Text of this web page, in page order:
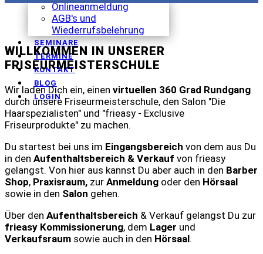
Onlineanmeldung
AGB's und
Wiederrufsbelehrung
SEMINARE
TERMINE
KONTAKT
BLOG
LOGIN
WILLKOMMEN IN UNSERER
FRISEURMEISTERSCHULE
Wir laden Dich ein, einen virtuellen 360 Grad Rundgang
durch unsere Friseurmeisterschule, den Salon "Die
Haarspezialisten" und "frieasy - Exclusive
Friseurprodukte" zu machen.
Du startest bei uns im Eingangsbereich von dem aus Du
in den Aufenthaltsbereich & Verkauf von frieasy
gelangst. Von hier aus kannst Du aber auch in den Barber
Shop, Praxisraum, zur Anmeldung oder den Hörsaal
sowie in den Salon gehen.
Über den Aufenthaltsbereich & Verkauf gelangst Du zur
frieasy Kommissionerung, dem Lager und
Verkaufsraum sowie auch in den Hörsaal.